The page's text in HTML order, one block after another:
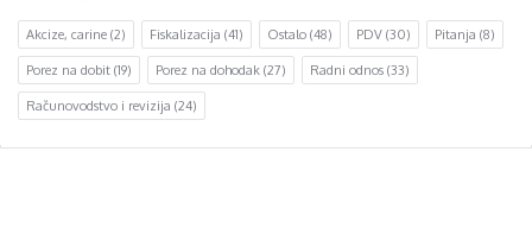
Akcize, carine (2) Fiskalizacija (41) Ostalo (48) PDV (30) Pitanja (8)
Porez na dobit (19) Porez na dohodak (27) Radni odnos (33)
Računovodstvo i revizija (24)